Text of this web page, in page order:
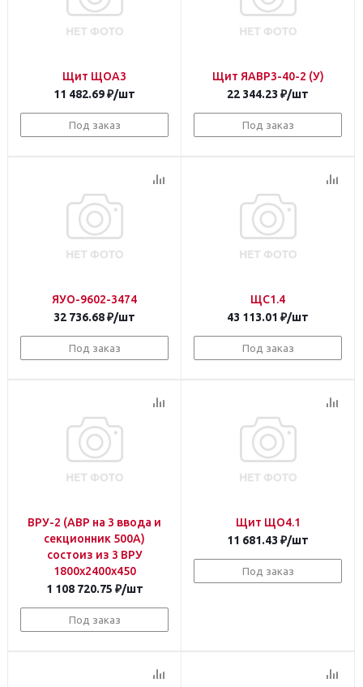
Щит ЩОА3
11 482.69₽/шт
Под заказ
Щит ЯАВР3-40-2 (У)
22 344.23 ₽/шт
Под заказ
ЯУО-9602-3474
32 736.68₽/шт
Под заказ
ЩС1.4
43 113.01 ₽/шт
Под заказ
ВРУ-2 (АВР на 3 ввода и
секционник 500А)
состоиз из 3 ВРУ
1800х2400х450
1 108 720.75 ₽/шт
Под заказ
Щит ЩО4.1
11 681.43 ₽/шт
Под заказ